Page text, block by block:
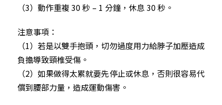
（3）動作重複 30 秒 – 1 分鐘，休息 30 秒。
注意事項：
（1）若是以雙手抱頭，切勿過度用力給脖子加壓造成
負擔導致頸椎受傷。
（2）如果做得太累就要先停止或休息，否則很容易代
償到腰部力量，造成運動傷害。